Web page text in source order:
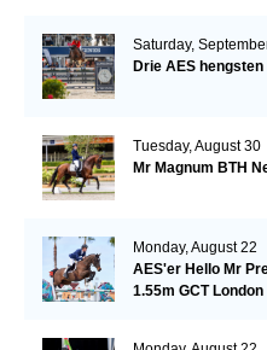
Saturday,
Drie AES
Tuesday, August 30
Mr Magnum BTH
Monday, August 22
AES'er Hello Mr
1.55m GCT London